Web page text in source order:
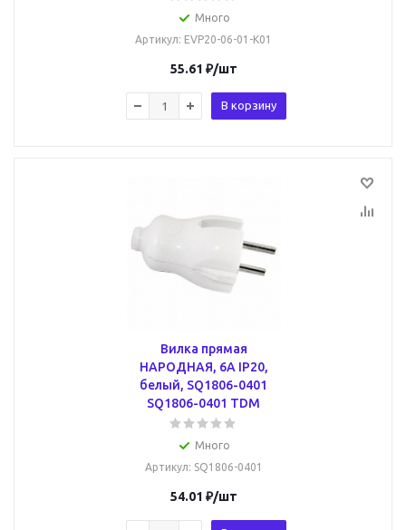
Много
Артикул: EVP20-06-01-K01
55.61 ₽/шт
В корзину
Вилка прямая
НАРОДНАЯ, 6А IP20,
белый, SQ1806-0401
SQ1806-0401 TDM
Много
Артикул: SQ1806-0401
54.01 ₽/шт